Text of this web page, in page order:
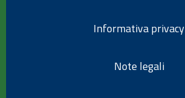
Informativa privacy
Note legali